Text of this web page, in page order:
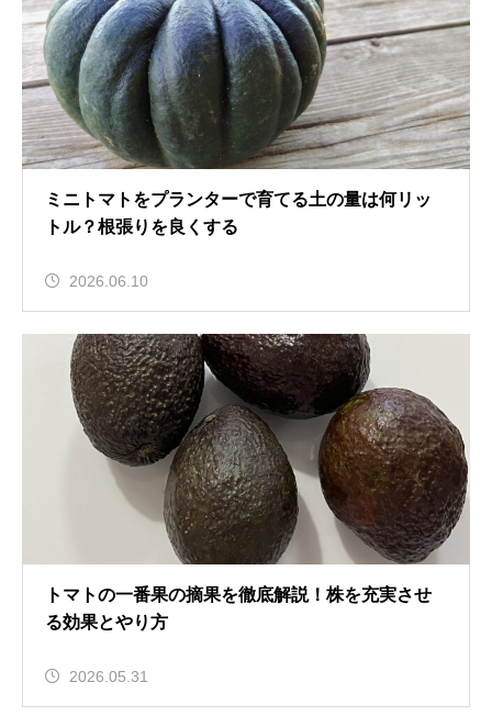
ミニトマトをプランターで育てる土の量は何リッ
トル？根張りを良くする
2026.06.10
トマトの一番果の摘果を徹底解説！株を充実させ
る効果とやり方
2026.05.31